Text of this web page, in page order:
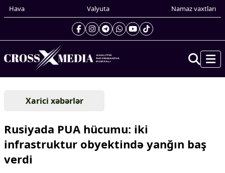
Hava Valyuta Namaz vaxtları
Gündəm
Xarici xəbərlər
Cənubi Qafqaz
Türk Dünyası
Xarici xəbərlər
Rusiyada PUA hücumu: iki
infrastruktur obyektində yanğın baş
verdi